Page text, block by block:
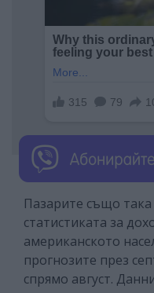
Пазарите също
статистиката за
американското
прогнозите през
спрямо август.